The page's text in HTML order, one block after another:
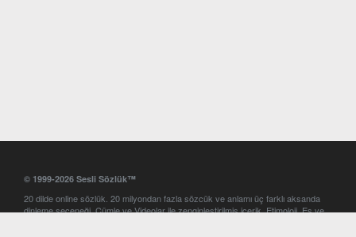
© 1999-2026 Sesli Sözlük™
20 dilde online sözlük. 20 milyondan fazla sözcük ve anlamı üç farklı aksanda
dinleme seçeneği. Cümle ve Videolar ile zenginleştirilmiş içerik. Etimoloji, Eş ve